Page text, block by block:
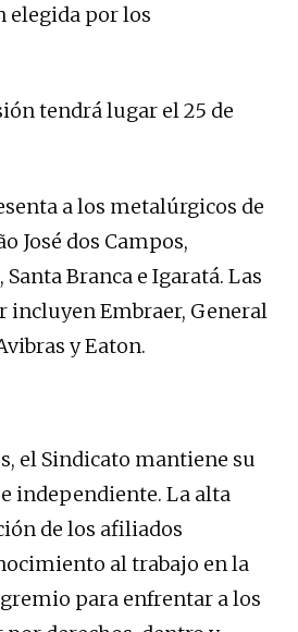
elegida por los
tendrá lugar el 25 de
a los metalúrgicos de
José dos Campos,
Santa Branca e Igaratá. Las
incluyen Embraer, General
y Eaton.
el Sindicato mantiene su
independiente. La alta
de los afiliados
al trabajo en la
para enfrentar a los